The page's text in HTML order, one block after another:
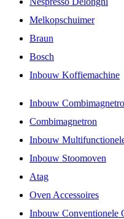
Melkopschuimer
Braun
Bosch
Inbouw Koffiemachine
Inbouw
Combimagnetron
Inbouw
Inbouw Stoomoven
Atag
Oven Accessoires
Inbouw Conventionele